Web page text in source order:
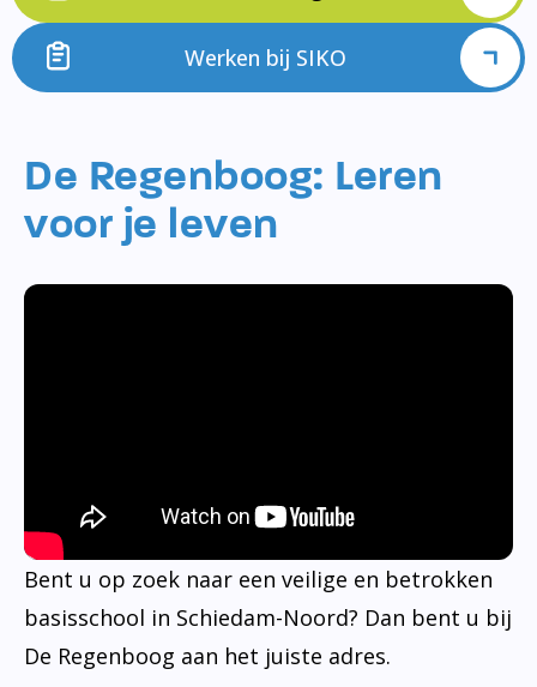
Werken bij SIKO
De Regenboog: Leren
voor je leven
Bent u op zoek naar een veilige en betrokken
basisschool in Schiedam-Noord? Dan bent u bij
De Regenboog aan het juiste adres.